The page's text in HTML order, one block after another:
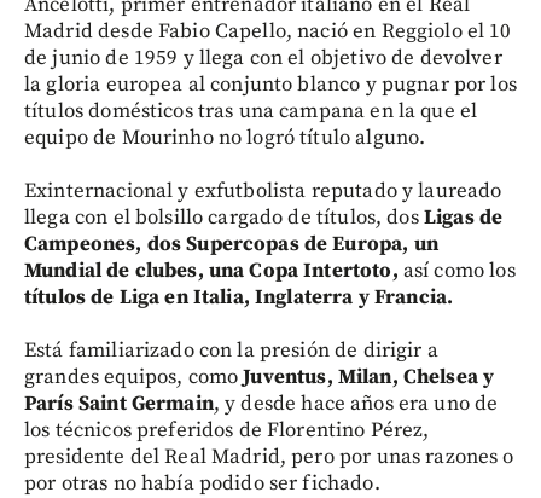
Madrid desde Fabio Capello, nació en Reggiolo el 10
de junio de 1959 y llega con el objetivo de devolver
la gloria europea al conjunto blanco y pugnar por los
títulos domésticos tras una campana en la que el
equipo de Mourinho no logró título alguno.
Exinternacional y exfutbolista reputado y laureado
llega con el bolsillo cargado de títulos, dosLigas de
Campeones, dos Supercopas de Europa, un
Mundial de clubes, una Copa Intertoto, así como los
títulos de Liga en Italia, Inglaterra y Francia.
Está familiarizado con la presión de dirigir a
grandes equipos, comoJuventus, Milan, Chelsea y
París Saint Germain, y desde hace años era uno de
los técnicos preferidos de Florentino Pérez,
presidente del Real Madrid, pero por unas razones o
por otras no había podido ser fichado.